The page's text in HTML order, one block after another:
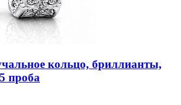
кольцо, бриллианты,
проба